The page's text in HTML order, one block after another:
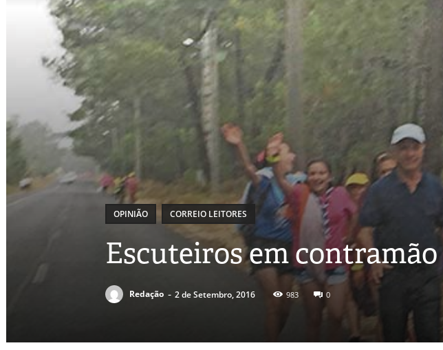
OPINIÃO CORREIO LEITORES
Escuteiros em contramão
Redação - 2 de Setembro, 2016 983 0